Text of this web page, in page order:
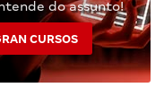
do assunto!
CURSOS